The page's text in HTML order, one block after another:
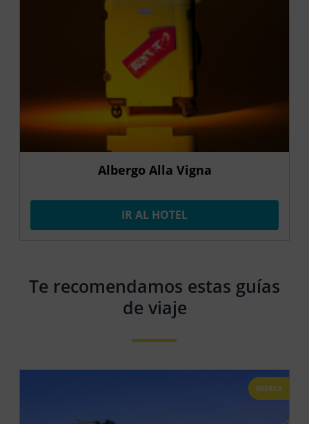
Albergo Alla Vigna
IR AL HOTEL
Te recomendamos estas guías
de viaje
OFERTA